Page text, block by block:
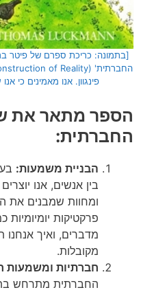
[בתמונה: כריכת ספרם של פיטר
פינגוון. אנו מאמינים כי
הספר מתאר את
החברתית:
הבניית משמעות:
בין אנשים, אנו
ומחוות שמבנים את
פרקטיקות
מדברים, ואיך אנחנו
מקובלות.
חברתיות ומשמעות
החברתית מתרחש